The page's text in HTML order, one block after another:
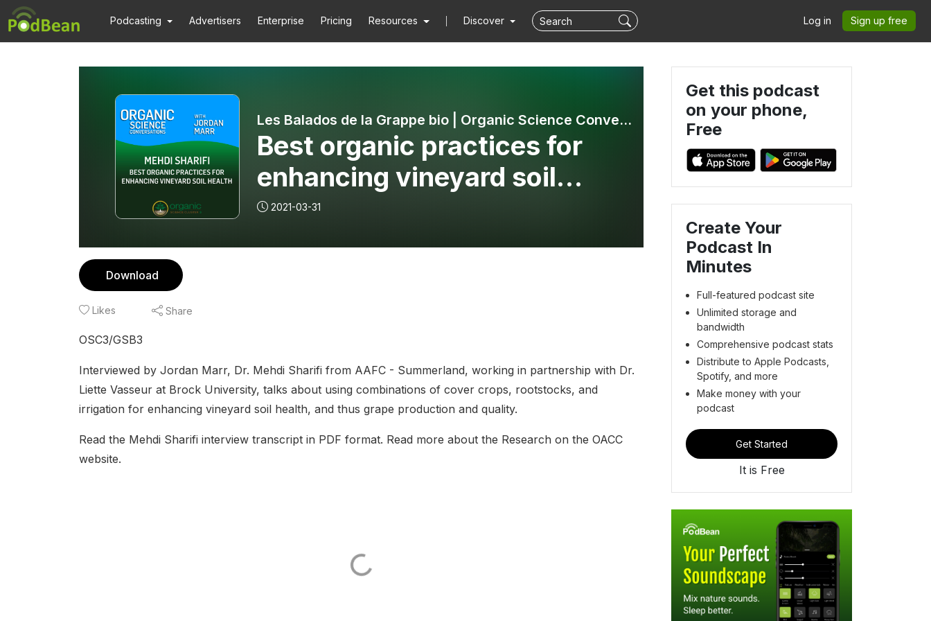
Podcasting Advertisers Enterprise Pricing Resources Discover Log in Sign up free
Les Balados de la Grappe bio | Organic Science Conversations
Best organic practices for
enhancing vineyard soil
health
2021-03-31
Download
Likes Share
OSC3/GSB3
Interviewed by Jordan Marr, Dr. Mehdi Sharifi from AAFC - Summerland, working in partnership with Dr.
Liette Vasseur at Brock University, talks about using combinations of cover crops, rootstocks, and
irrigation for enhancing vineyard soil health, and thus grape production and quality.
Read the Mehdi Sharifi interview transcript in PDF format. Read more about the Research on the OACC
website.
Get this podcast
on your phone,
Free
Create Your
Podcast In
Minutes
Full-featured podcast site
Unlimited storage and
bandwidth
Comprehensive podcast stats
Distribute to Apple Podcasts,
Spotify, and more
Make money with your
podcast
Get Started
It is Free